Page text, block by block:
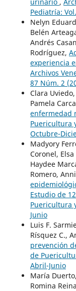
Pediatría:
Nelyn
Belén
Andrés
Rodríguez,
experiencia
Archivos
87 Núm. 2
Clara
Pamela
enfermedad
Puericultura
Octubre-
Madyory
Coronel,
Haydee
Romero,
Estudio de
Puericultura
Junio
Luis F.
Rísquez C.,
prevención
de
Abril-Junio
María
Romina